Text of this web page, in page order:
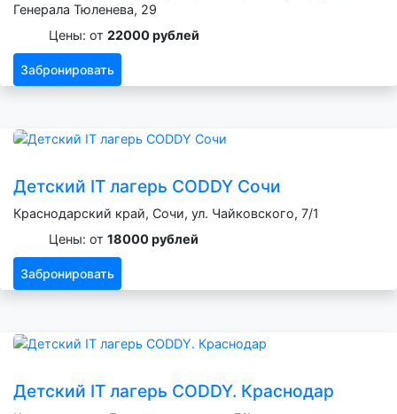
Генерала Тюленева, 29
Цены: от 22000 рублей
Забронировать
Детский IT лагерь CODDY Сочи
Краснодарский край, Сочи, ул. Чайковского, 7/1
Цены: от 18000 рублей
Забронировать
Детский IT лагерь CODDY. Краснодар